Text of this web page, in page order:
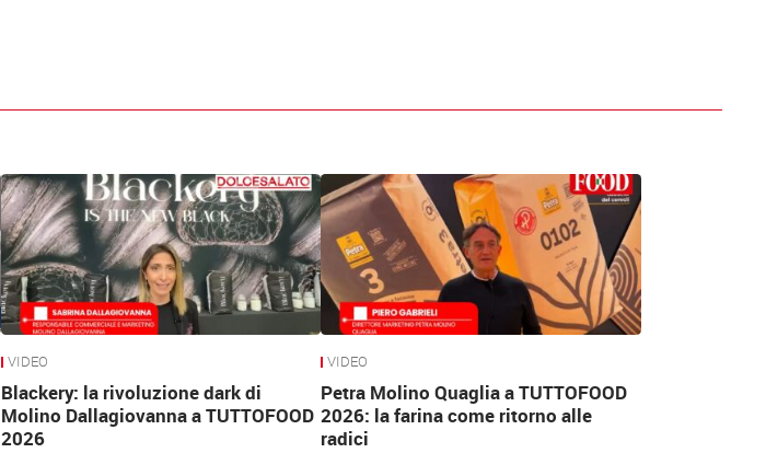
VIDEO
Blackery: la rivoluzione dark di
Molino Dallagiovanna a TUTTOFOOD
2026
VIDEO
Petra Molino Quaglia a TUTTOFOOD
2026: la farina come ritorno alle
radici